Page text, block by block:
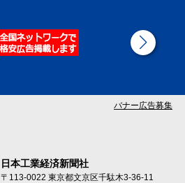
バナー広告募集
日本工業経済新聞社
〒113-0022 東京都文京区千駄木3-36-11